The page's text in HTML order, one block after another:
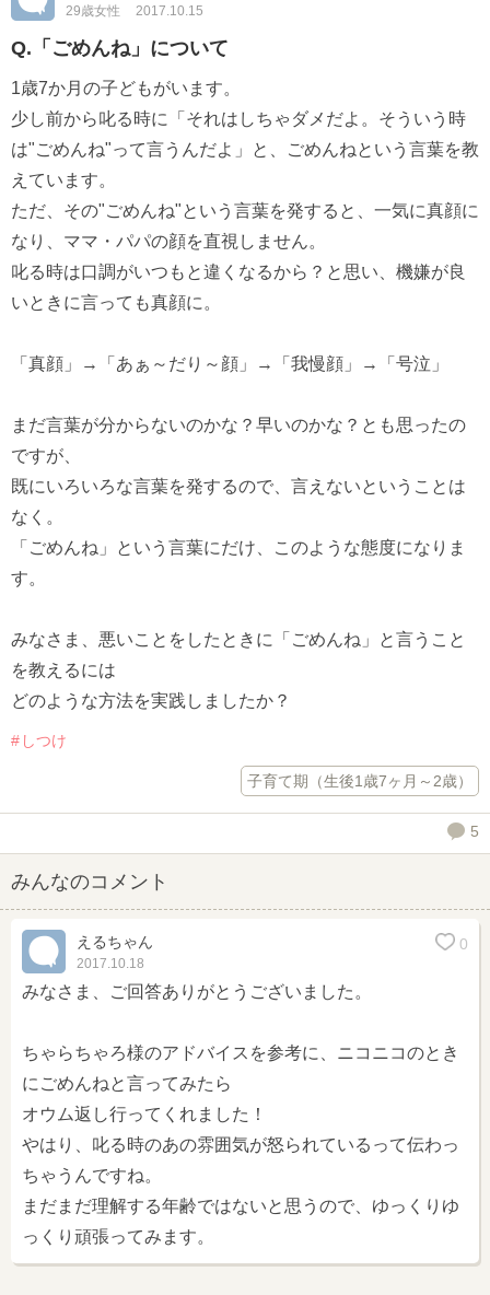
29歳女性 2017.10.15
Q.「ごめんね」について
1歳7か月の子どもがいます。
少し前から叱る時に「それはしちゃダメだよ。そういう時
は"ごめんね"って言うんだよ」と、ごめんねという言葉を教
えています。
ただ、その"ごめんね"という言葉を発すると、一気に真顔に
なり、ママ・パパの顔を直視しません。
叱る時は口調がいつもと違くなるから？と思い、機嫌が良
いときに言っても真顔に。
「真顔」→「あぁ～だり～顔」→「我慢顔」→「号泣」
まだ言葉が分からないのかな？早いのかな？とも思ったの
ですが、
既にいろいろな言葉を発するので、言えないということは
なく。
「ごめんね」という言葉にだけ、このような態度になりま
す。
みなさま、悪いことをしたときに「ごめんね」と言うこと
を教えるには
どのような方法を実践しましたか？
しつけ
子育て期（生後1歳7ヶ月～2歳）
5
みんなのコメント
えるちゃん
2017.10.18
0
みなさま、ご回答ありがとうございました。
ちゃらちゃろ様のアドバイスを参考に、ニコニコのとき
にごめんねと言ってみたら
オウム返し行ってくれました！
やはり、叱る時のあの雰囲気が怒られているって伝わっ
ちゃうんですね。
まだまだ理解する年齢ではないと思うので、ゆっくりゆ
っくり頑張ってみます。